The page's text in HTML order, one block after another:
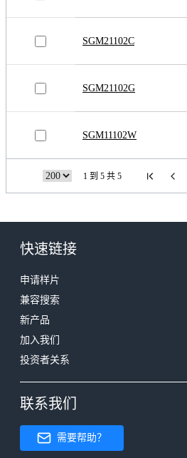
SGM21102C
SGM21102G
SGM11102W
1 到 5 共 5
快速链接
申请样片
兼容搜索
新产品
加入我们
投资者关系
联系我们
需要帮助？